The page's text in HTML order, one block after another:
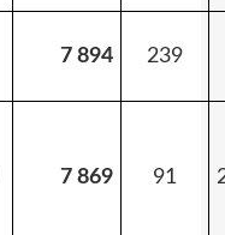
7 894 239
7 869 91